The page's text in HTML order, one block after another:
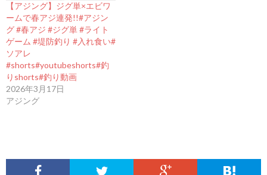
【アジング】ジグ単×エビワ
ームで春アジ連発!!#アジン
グ #春アジ #ジグ単 #ライト
ゲーム #堤防釣り #入れ食い#
ソアレ
#shorts#youtubeshorts#釣
りshorts#釣り動画
2026年3月17日
アジング